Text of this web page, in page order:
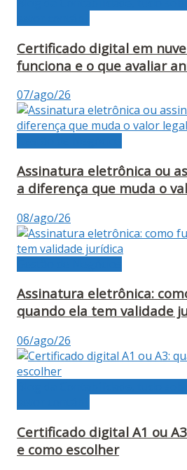
Certificado digital em
funciona e o que avaliar
07/ago/26
Assinatura eletrônica ou
a diferença que muda o
08/ago/26
Assinatura eletrônica:
quando ela tem validade
06/ago/26
Certificado digital A1 ou
e como escolher